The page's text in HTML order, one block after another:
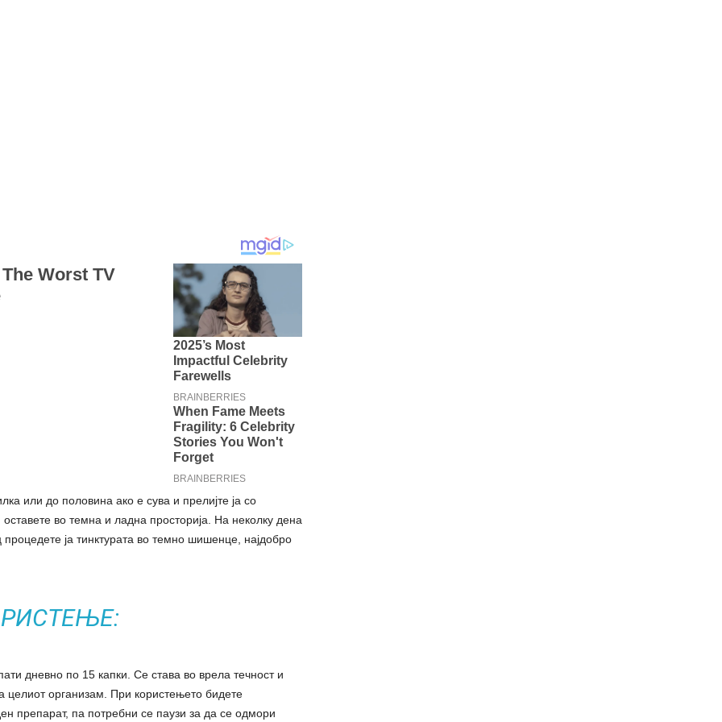
или до половина ако е сува и прелијте ја со
во темна и ладна просторија. На неколку дена
процедете ја тинктурата во темно шишенце, најдобро
дневно по 15 капки. Се става во врела течност и
целиот организам. При користењето бидете
препарат, па потребни се паузи за да се одмори